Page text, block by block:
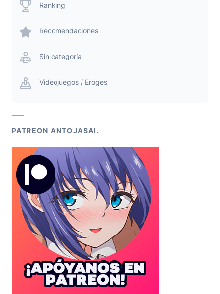
Ranking
Recomendaciones
Sin categoría
Videojuegos / Eroges
PATREON ANTOJASAI.